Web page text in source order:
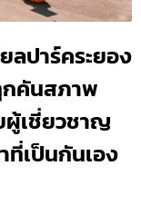
ลปาร์คระยอง
กคันสภาพ
ผู้เชี่ยวชาญ
ที่เป็นกันเอง